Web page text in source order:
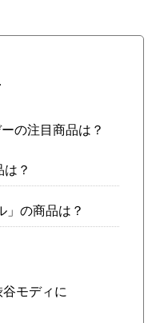
の注目商品は？
？
」の商品は？
モディに